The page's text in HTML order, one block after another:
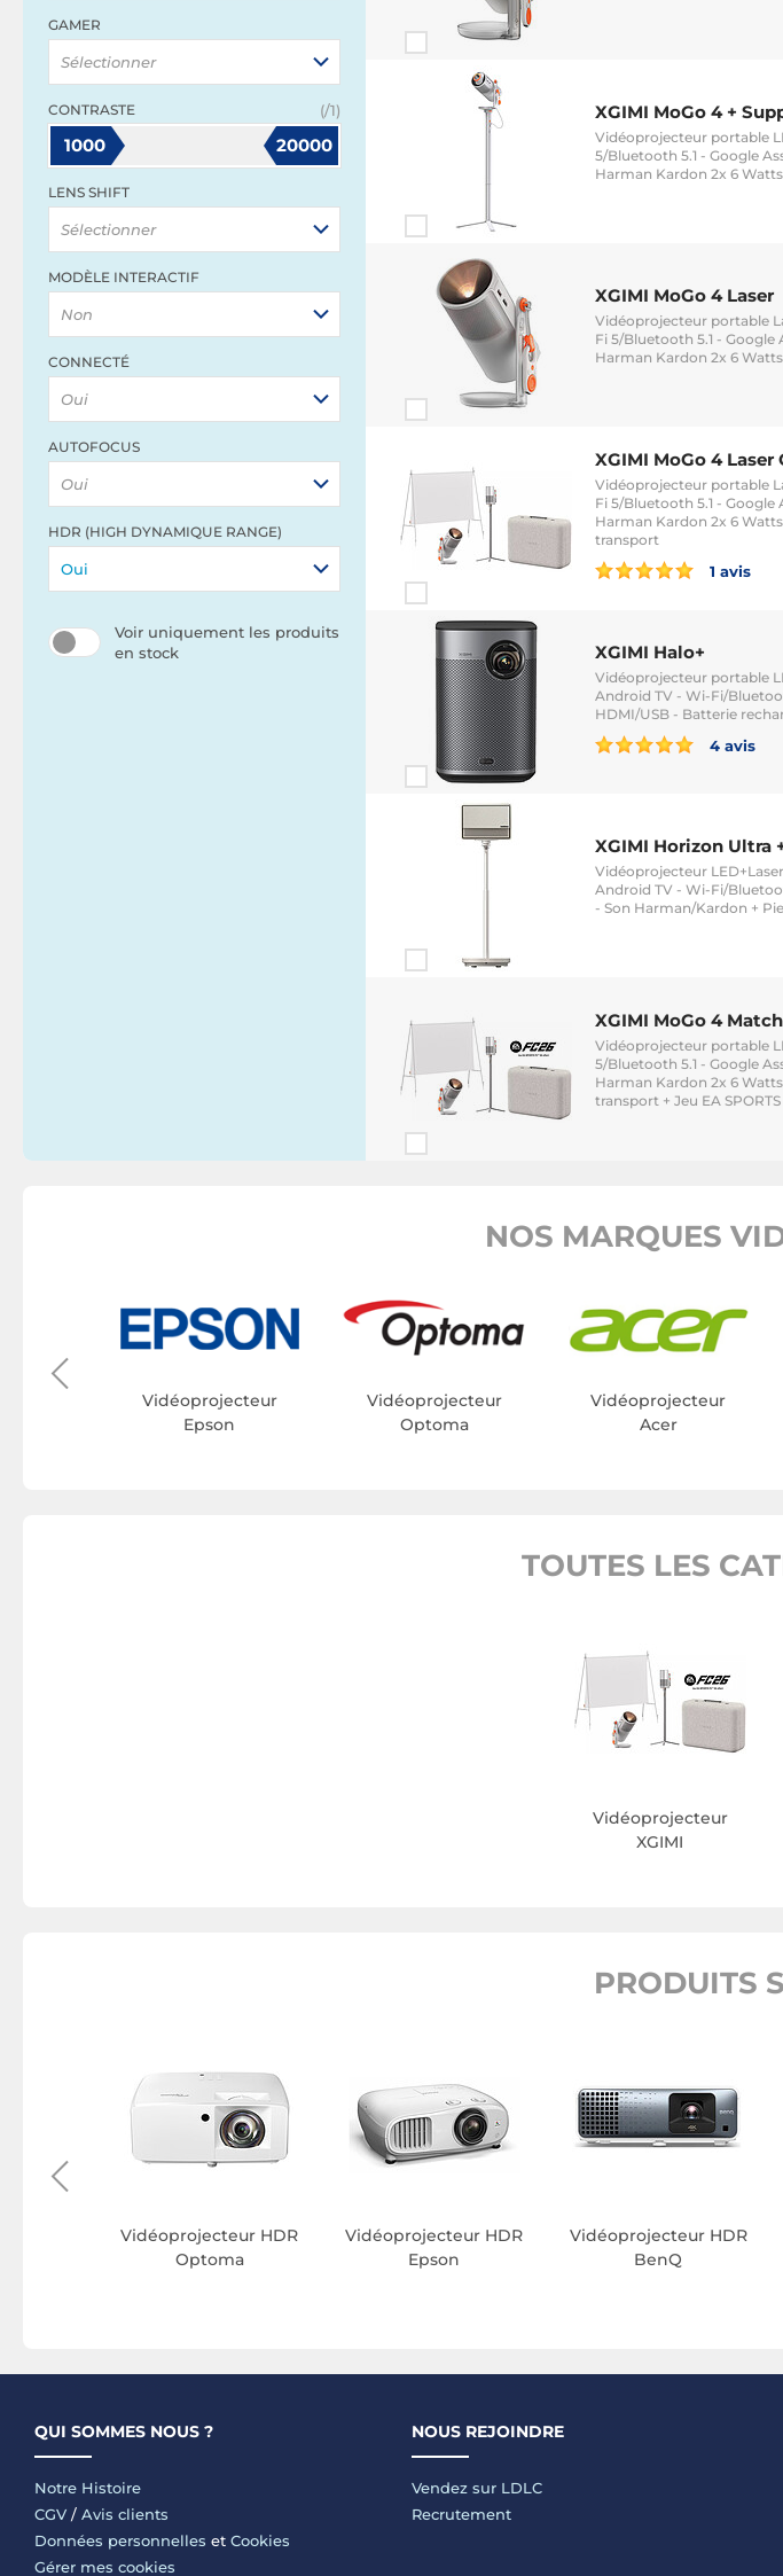
GAMER
Sélectionner
CONTRASTE (/1)
1000 20000
LENS SHIFT
Sélectionner
MODÈLE INTERACTIF
Non
CONNECTÉ
Oui
AUTOFOCUS
Oui
HDR (HIGH DYNAMIQUE RANGE)
Oui
Voir uniquement les produits
en stock
XGIMI MoGo 4 +
Vidéoprojecteur portable
5/Bluetooth 5.1 - Google
Harman Kardon 2x 6
XGIMI MoGo 4 Laser
Vidéoprojecteur portable
Fi 5/Bluetooth 5.1 -
Harman Kardon 2x 6 Watts
XGIMI MoGo 4
Vidéoprojecteur portable
Fi 5/Bluetooth 5.1 -
Harman Kardon 2x 6
transport
1 avis
XGIMI Halo+
Vidéoprojecteur portable
Android TV - Wi-Fi/
HDMI/USB - Batterie
4 avis
XGIMI Horizon Ultra
Vidéoprojecteur
Android TV - Wi-Fi/
- Son Harman/Kardon +
XGIMI MoGo 4
Vidéoprojecteur portable
5/Bluetooth 5.1 - Google
Harman Kardon 2x 6
transport + Jeu EA
NOS MARQUES
Vidéoprojecteur
Epson
Vidéoprojecteur
Optoma
Vidéoprojecteur
Acer
TOUTES LES
Vidéoprojecteur
XGIMI
PRODUITS
Vidéoprojecteur HDR
Optoma
Vidéoprojecteur HDR
Epson
Vidéoprojecteur HDR
BenQ
QUI SOMMES NOUS ?
Notre Histoire
CGV / Avis clients
Données personnelles et Cookies
Gérer mes cookies
NOUS REJOINDRE
Vendez sur LDLC
Recrutement